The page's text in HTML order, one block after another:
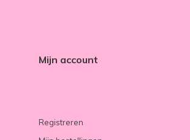
Mijn account
Registreren